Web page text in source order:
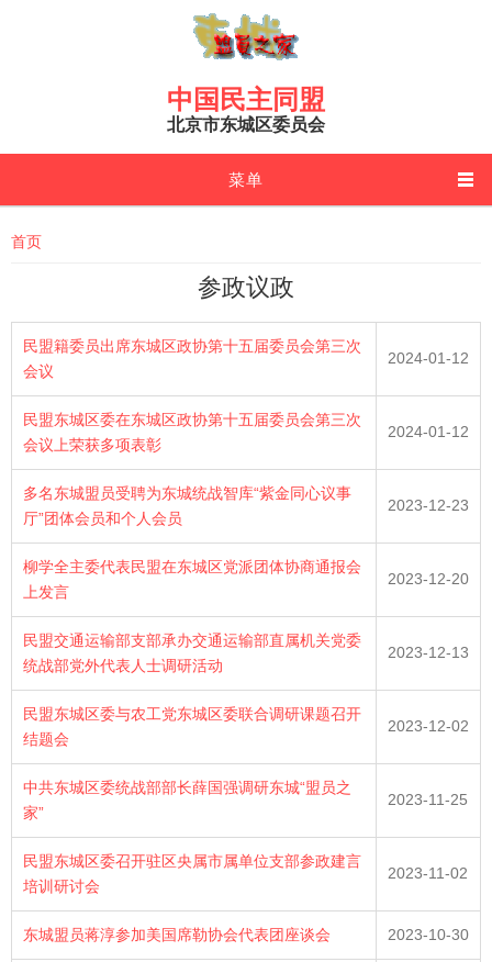
中国民主同盟
北京市东城区委员会
菜单
You are here
首页
参政议政
民盟籍委员出席东城区政协第十五届委员会第三次
会议
2024-01-12
民盟东城区委在东城区政协第十五届委员会第三次
会议上荣获多项表彰
2024-01-12
多名东城盟员受聘为东城统战智库“紫金同心议事
厅”团体会员和个人会员
2023-12-23
柳学全主委代表民盟在东城区党派团体协商通报会
上发言
2023-12-20
民盟交通运输部支部承办交通运输部直属机关党委
统战部党外代表人士调研活动
2023-12-13
民盟东城区委与农工党东城区委联合调研课题召开
结题会
2023-12-02
中共东城区委统战部部长薛国强调研东城“盟员之
家”
2023-11-25
民盟东城区委召开驻区央属市属单位支部参政建言
培训研讨会
2023-11-02
东城盟员蒋淳参加美国席勒协会代表团座谈会 2023-10-30